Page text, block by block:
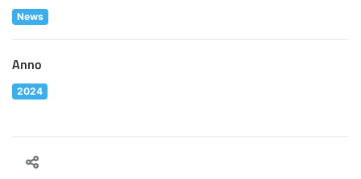
News
Anno
2024